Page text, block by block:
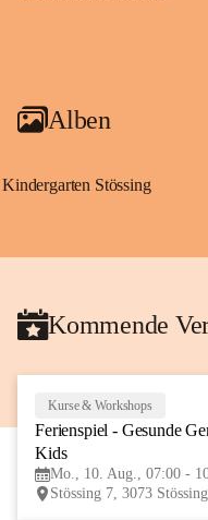
Alben
Kindergarten Stössing
Kommende
Kurse & Workshops
Ferienspiel - Gesunde
Kids
Mo., 10. Aug., 07:00 -
Stössing 7, 3073